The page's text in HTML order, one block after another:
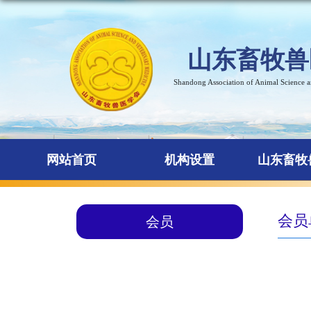
山东畜牧
Shandong Association of Animal Science
网站首页 机构设置 山东畜
会员 会